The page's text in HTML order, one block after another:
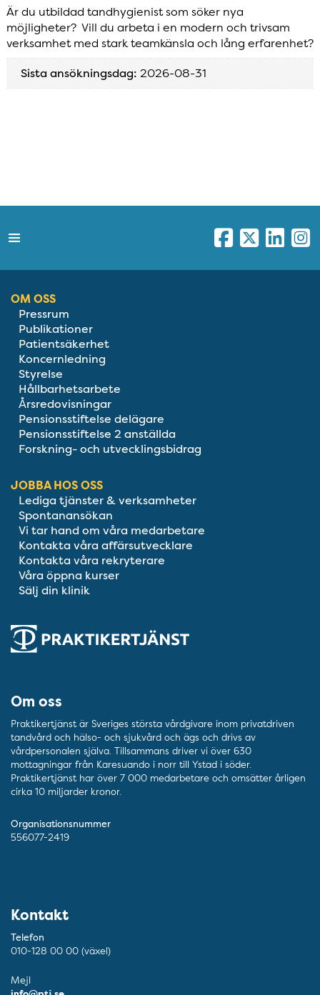
Är du utbildad tandhygienist som söker nya
möjligheter? Vill du arbeta i en modern och trivsam
verksamhet med stark teamkänsla och lång erfarenhet?
Sista ansökningsdag: 2026-08-31
OM OSS
Pressrum
Publikationer
Patientsäkerhet
Koncernledning
Styrelse
Hållbarhetsarbete
Årsredovisningar
Pensionsstiftelse delägare
Pensionsstiftelse 2 anställda
Forskning- och utvecklingsbidrag
JOBBA HOS OSS
Lediga tjänster & verksamheter
Spontanansökan
Vi tar hand om våra medarbetare
Kontakta våra affärsutvecklare
Kontakta våra rekryterare
Våra öppna kurser
Sälj din klinik
Om oss
Praktikertjänst är Sveriges största vårdgivare inom privatdriven
tandvård och hälso- och sjukvård och ägs och drivs av
vårdpersonalen själva. Tillsammans driver vi över 630
mottagningar från Karesuando i norr till Ystad i söder.
Praktikertjänst har över 7 000 medarbetare och omsätter årligen
cirka 10 miljarder kronor.
Organisationsnummer
556077-2419
Kontakt
Telefon
010-128 00 00 (växel)
Mejl